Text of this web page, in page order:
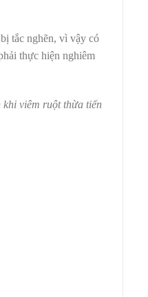
tắc nghẽn, vì vậy có
thực hiện nghiêm
viêm ruột thừa tiến